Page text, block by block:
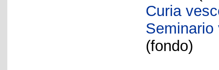
Curia
Seminario
(fondo)